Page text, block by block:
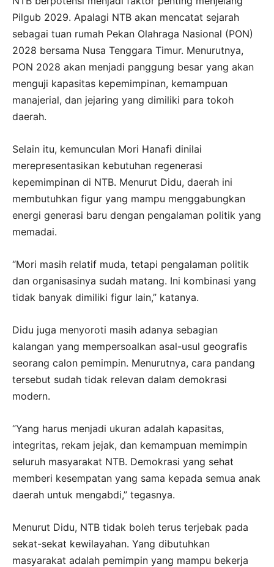
Pilgub 2029. Apalagi NTB akan mencatat sejarah
sebagai tuan rumah Pekan Olahraga Nasional (PON)
2028 bersama Nusa Tenggara Timur. Menurutnya,
PON 2028 akan menjadi panggung besar yang akan
menguji kapasitas kepemimpinan, kemampuan
manajerial, dan jejaring yang dimiliki para tokoh
daerah.
Selain itu, kemunculan Mori Hanafi dinilai
merepresentasikan kebutuhan regenerasi
kepemimpinan di NTB. Menurut Didu, daerah ini
membutuhkan figur yang mampu menggabungkan
energi generasi baru dengan pengalaman politik yang
memadai.
“Mori masih relatif muda, tetapi pengalaman politik
dan organisasinya sudah matang. Ini kombinasi yang
tidak banyak dimiliki figur lain,” katanya.
Didu juga menyoroti masih adanya sebagian
kalangan yang mempersoalkan asal-usul geografis
seorang calon pemimpin. Menurutnya, cara pandang
tersebut sudah tidak relevan dalam demokrasi
modern.
“Yang harus menjadi ukuran adalah kapasitas,
integritas, rekam jejak, dan kemampuan memimpin
seluruh masyarakat NTB. Demokrasi yang sehat
memberi kesempatan yang sama kepada semua anak
daerah untuk mengabdi,” tegasnya.
Menurut Didu, NTB tidak boleh terus terjebak pada
sekat-sekat kewilayahan. Yang dibutuhkan
masyarakat adalah pemimpin yang mampu bekerja